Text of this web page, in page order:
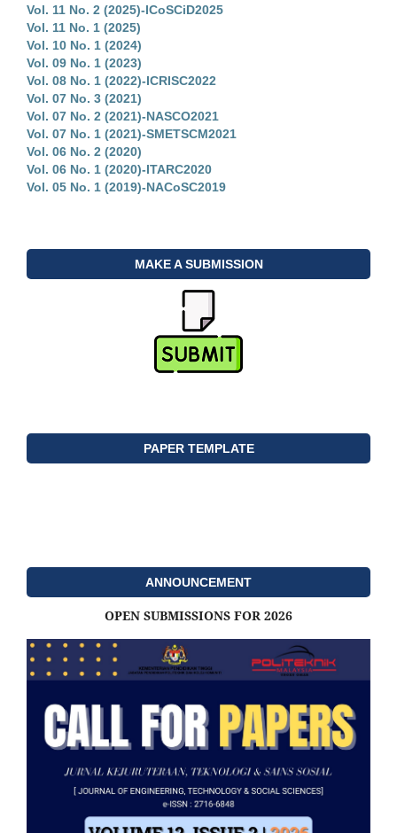
Vol. 11 No. 2 (2025)-ICoSCiD2025
Vol. 11 No. 1 (2025)
Vol. 10 No. 1 (2024)
Vol. 09 No. 1 (2023)
Vol. 08 No. 1 (2022)-ICRISC2022
Vol. 07 No. 3 (2021)
Vol. 07 No. 2 (2021)-NASCO2021
Vol. 07 No. 1 (2021)-SMETSCM2021
Vol. 06 No. 2 (2020)
Vol. 06 No. 1 (2020)-ITARC2020
Vol. 05 No. 1 (2019)-NACoSC2019
MAKE A SUBMISSION
PAPER TEMPLATE
ANNOUNCEMENT
OPEN SUBMISSIONS FOR 2026